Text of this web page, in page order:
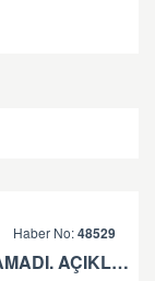
Haber No:48529
'' İMZA DOĞRULANAMADI. AÇIKLAMA: İMZA FORMATI YANLIŞ.'' HATASI HK